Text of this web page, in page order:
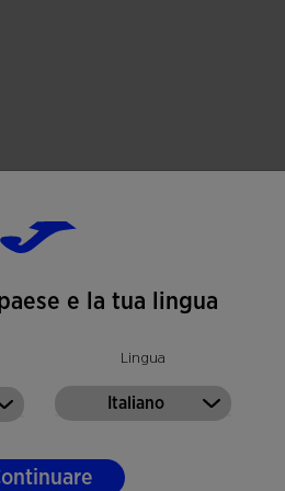
e la tua lingua
Lingua
Italiano